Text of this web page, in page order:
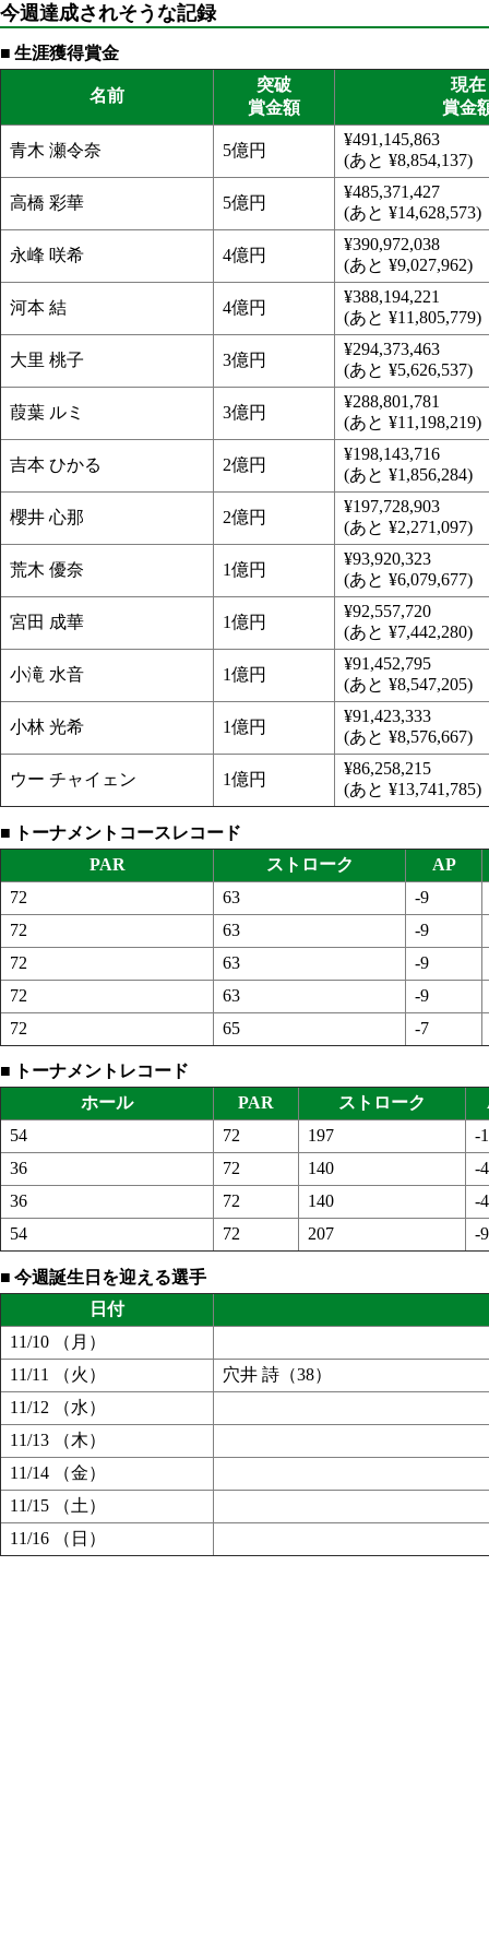
今週達成されそうな記録
生涯獲得賞金
名前
突破
賞金額
現在
賞金
青木 瀬令奈 5億円
¥491,145,863
(あと ¥8,854,137)
高橋 彩華 5億円
¥485,371,427
(あと ¥14,628,573)
永峰 咲希 4億円
¥390,972,038
(あと ¥9,027,962)
河本 結 4億円
¥388,194,221
(あと ¥11,805,779)
大里 桃子 3億円
¥294,373,463
(あと ¥5,626,537)
葭葉 ルミ 3億円
¥288,801,781
(あと ¥11,198,219)
吉本 ひかる 2億円
¥198,143,716
(あと ¥1,856,284)
櫻井 心那 2億円
¥197,728,903
(あと ¥2,271,097)
荒木 優奈 1億円
¥93,920,323
(あと ¥6,079,677)
宮田 成華 1億円
¥92,557,720
(あと ¥7,442,280)
小滝 水音 1億円
¥91,452,795
(あと ¥8,547,205)
小林 光希 1億円
¥91,423,333
(あと ¥8,576,667)
ウー チャイェン 1億円
¥86,258,215
(あと ¥13,741,785)
トーナメントコースレコード
PAR
ストローク
AP
72
63
-9
72
63
-9
72
63
-9
72
63
-9
72
65 -7
トーナメントレコード
ホール
PAR ストローク
54
72 197
-
36
72 140
-4
36
72 140
-4
54
72 207 -9
今週誕生日を迎える選手
日付
11/10 （月）
11/11 （火）
穴井 詩（38）
11/12 （水）
11/13 （木）
11/14 （金）
11/15 （土）
11/16 （日）